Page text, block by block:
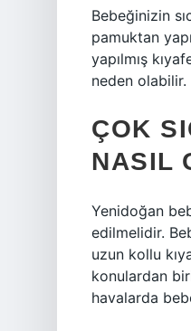
Bebeğinizin
pamuktan
yapılmış
neden olabilir.
ÇOK
NASIL
Yenidoğan
edilmelidir.
uzun kollu
konulardan
havalarda